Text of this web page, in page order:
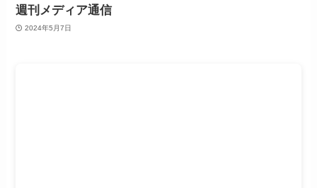
週刊メディア通信
2024年5月7日